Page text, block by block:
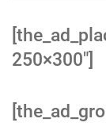
250×300″]